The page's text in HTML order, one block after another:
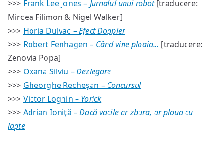
>>> Frank Lee Jones – Jurnalul unui robot[traducere:
Mircea Filimon & Nigel Walker]
>>> Horia Dulvac –Efect Doppler
>>> Robert Fenhagen – Când vine ploaia… [traducere:
Zenovia Popa]
>>> Oxana Silviu –Dezlegare
>>> Gheorghe Recheşan – Concursul
>>> Victor Loghin – Yorick
>>> Adrian Ioniţă –Dacă vacile ar zbura, ar ploua cu
lapte